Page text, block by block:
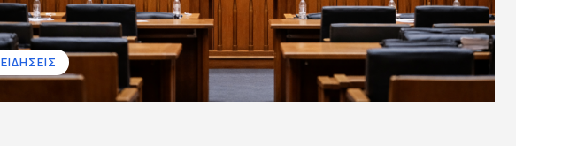
ΕΙΔΗΣΕΙΣ